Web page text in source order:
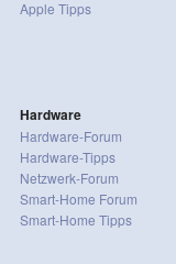
Apple Tipps
Hardware
Hardware-Forum
Hardware-Tipps
Netzwerk-Forum
Smart-Home Forum
Smart-Home Tipps